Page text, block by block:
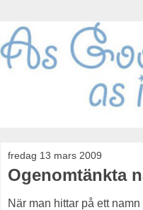
fredag 13 mars 2009
Ogenomtänkta
När man hittar på ett